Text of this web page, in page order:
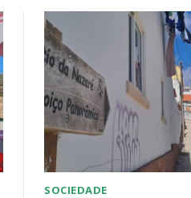
SOCIEDADE